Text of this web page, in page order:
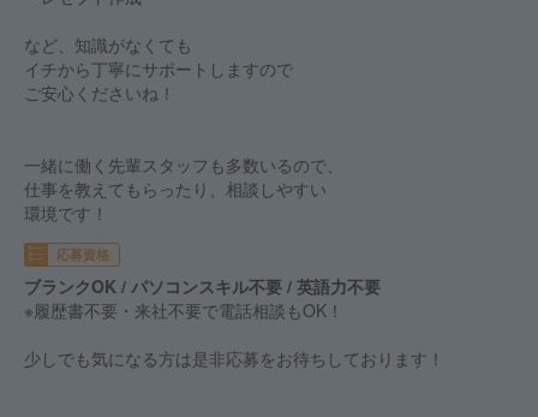
など、知識がなくても
イチから丁寧にサポートしますので
ご安心くださいね！
一緒に働く先輩スタッフも多数いるので、
仕事を教えてもらったり、相談しやすい
環境です！
応募資格
ブランクOK / パソコンスキル不要 / 英語力不要
※履歴書不要・来社不要で電話相談もOK！
少しでも気になる方は是非応募をお待ちしております！